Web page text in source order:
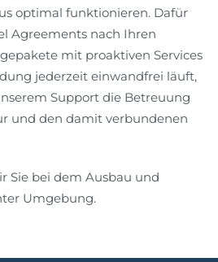
optimal funktionieren. Dafür
Agreements nach Ihren
mit proaktiven Services
jederzeit einwandfrei läuft,
Support die Betreuung
und den damit verbundenen
Sie bei dem Ausbau und
Umgebung.